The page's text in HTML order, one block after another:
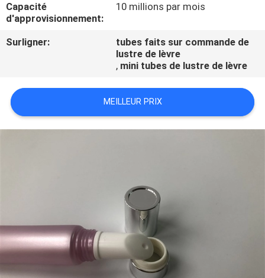
DEMANDEZ
UNE
COMPANY
NEWS
Capacité
d'approvisionnement:
10 millions par mois
Surligner:
tubes faits sur commande de
lustre de lèvre
, mini tubes de lustre de lèvre
MEILLEUR PRIX